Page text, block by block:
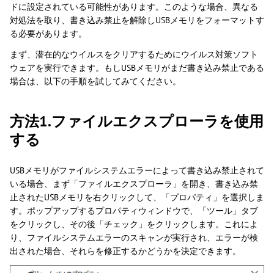
ドに設定されている可能性があります。このような場合、異なる
対処法を取り、書き込み禁止を解除しUSBメモリをフォーマットす
る必要があります。
まず、潜在的なウイルスをクリアするためにウイルス対策ソフト
ウェアを実行できます。もしUSBメモリがまだ書き込み禁止である
場合は、以下の手順を試してみてください。
方法1.ファイルエクスプローラを使用
する
USBメモリがファイルシステムエラーによって書き込み禁止されて
いる場合、まず「ファイルエクスプローラ」を開き、書き込み禁
止されたUSBメモリを右クリックして、「プロパティ」を選択しま
す。ポップアップするプロパティウィンドウで、「ツール」タブ
をクリックし、その後「チェック」をクリックします。これによ
り、ファイルシステムエラーのスキャンが実行され、エラーが検
出された場合、それらを修正するかどうかを決定できます。